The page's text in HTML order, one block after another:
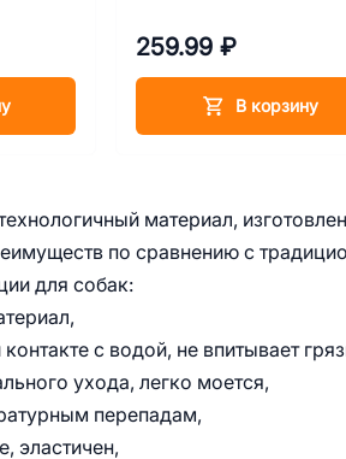
материал,
по сравнению с
для собак:
с водой, не впитывает
ухода, легко моется,
перепадам,
эластичен,
259.99 ₽
В корзину